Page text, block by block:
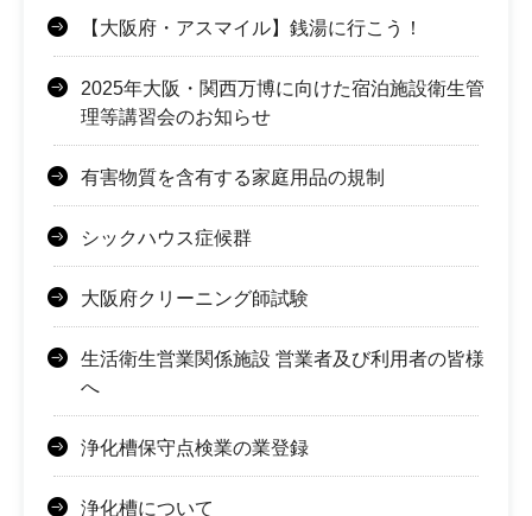
【大阪府・アスマイル】銭湯に行こう！
2025年大阪・関西万博に向けた宿泊施設衛生管
理等講習会のお知らせ
有害物質を含有する家庭用品の規制
シックハウス症候群
大阪府クリーニング師試験
生活衛生営業関係施設 営業者及び利用者の皆様
へ
浄化槽保守点検業の業登録
浄化槽について